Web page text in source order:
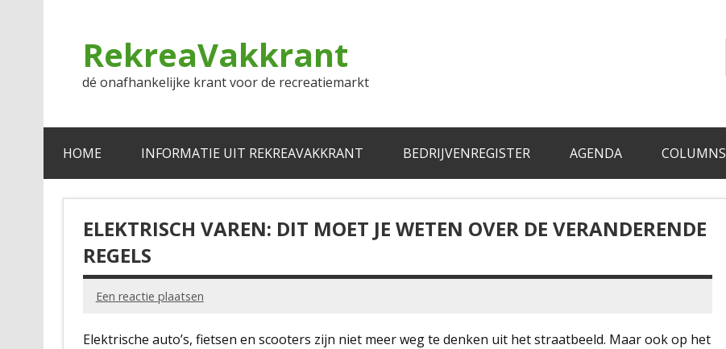
RekreaVakkrant
dé onafhankelijke krant voor de recreatiemarkt
HOME INFORMATIE UIT REKREAVAKKRANT BEDRIJVENREGISTER AGENDA COLUMNS
ELEKTRISCH VAREN: DIT MOET JE WETEN OVER DE VERANDERENDE
REGELS
Een reactie plaatsen
Elektrische auto’s, fietsen en scooters zijn niet meer weg te denken uit het straatbeeld. Maar ook op het